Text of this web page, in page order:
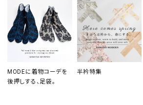
MODEに着物コーデを
後押しする、足袋。
半衿特集